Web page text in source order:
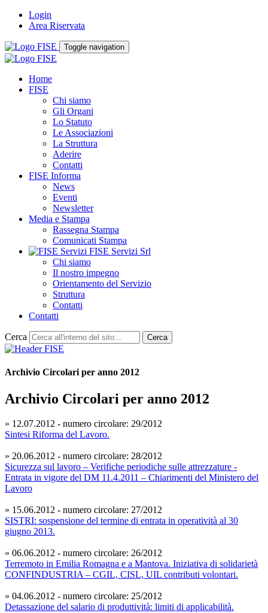
Login
Area Riservata
Toggle navigation
Home
FISE
Chi siamo
Gli Organi
Lo Statuto
Le Associazioni
La Struttura
Aderire
Contatti
FISE Informa
News
Eventi
Newsletter
Media e Stampa
Rassegna Stampa
Comunicati Stampa
FISE Servizi Srl
Chi siamo
Il nostro impegno
Orientamento del Servizio
Struttura
Contatti
Contatti
Cerca Cerca
Archivio Circolari per anno 2012
Archivio Circolari per anno 2012
» 12.07.2012 - numero circolare: 29/2012
Sintesi Riforma del Lavoro.
» 20.06.2012 - numero circolare: 28/2012
Sicurezza sul lavoro – Verifiche periodiche sulle attrezzature -
Entrata in vigore del DM 11.4.2011 – Chiarimenti del Ministero del
Lavoro
» 15.06.2012 - numero circolare: 27/2012
SISTRI: sospensione del termine di entrata in operatività al 30
giugno 2013.
» 06.06.2012 - numero circolare: 26/2012
Terremoto in Emilia Romagna e a Mantova. Iniziativa di solidarietà
CONFINDUSTRIA – CGIL, CISL, UIL contributi volontari.
» 04.06.2012 - numero circolare: 25/2012
Detassazione del salario di produttività: limiti di applicabilità.